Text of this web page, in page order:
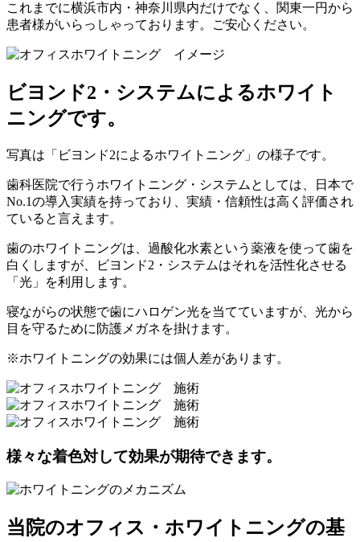
これまでに横浜市内・神奈川県内だけでなく、関東一円から
患者様がいらっしゃっております。ご安心ください。
ビヨンド2・システムによるホワイト
ニングです。
写真は「ビヨンド2によるホワイトニング」の様子です。
歯科医院で行うホワイトニング・システムとしては、日本で
No.1の導入実績を持っており、実績・信頼性は高く評価され
ていると言えます。
歯のホワイトニングは、過酸化水素という薬液を使って歯を
白くしますが、ビヨンド2・システムはそれを活性化させる
「光」を利用します。
寝ながらの状態で歯にハロゲン光を当てていますが、光から
目を守るために防護メガネを掛けます。
※ホワイトニングの効果には個人差があります。
様々な着色対して効果が期待できます。
当院のオフィス・ホワイトニングの基